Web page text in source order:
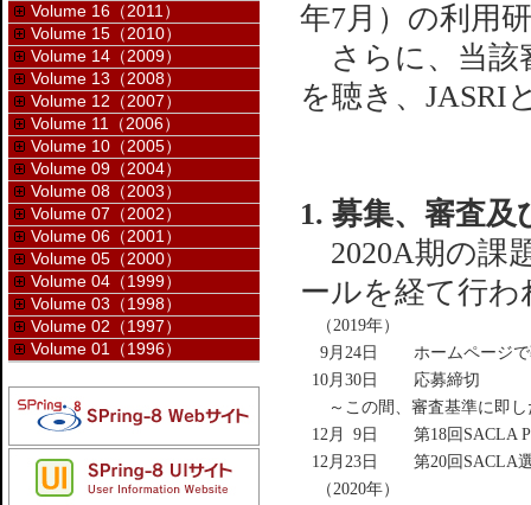
年7月）の利用
さらに、当該
を聴き、JASRI
1. 募集、審査
2020A期の課
ールを経て行
（2019年）
9月 24日
ホームページ
10月30日
応募締切
～この間、審査基準に即
12月
9日
第18回SACLA
12月 23日
第20回SACLA
（2020年）
Volume 16（2011）
Volume 15（2010）
Volume 14（2009）
Volume 13（2008）
Volume 12（2007）
Volume 11（2006）
Volume 10（2005）
Volume 09（2004）
Volume 08（2003）
Volume 07（2002）
Volume 06（2001）
Volume 05（2000）
Volume 04（1999）
Volume 03（1998）
Volume 02（1997）
Volume 01（1996）